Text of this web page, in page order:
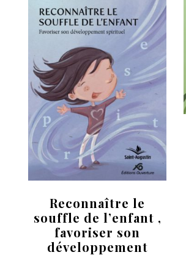
Reconnaître le
souffle de l’enfant ,
favoriser son
développement